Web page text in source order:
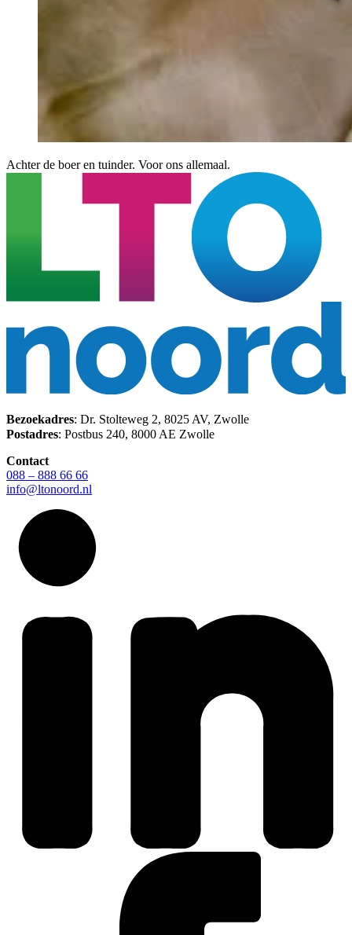
Achter de boer en tuinder. Voor ons allemaal.
Bezoekadres: Dr. Stolteweg 2, 8025 AV, Zwolle
Postadres: Postbus 240, 8000 AE Zwolle
Contact
088 – 888 66 66
info@ltonoord.nl